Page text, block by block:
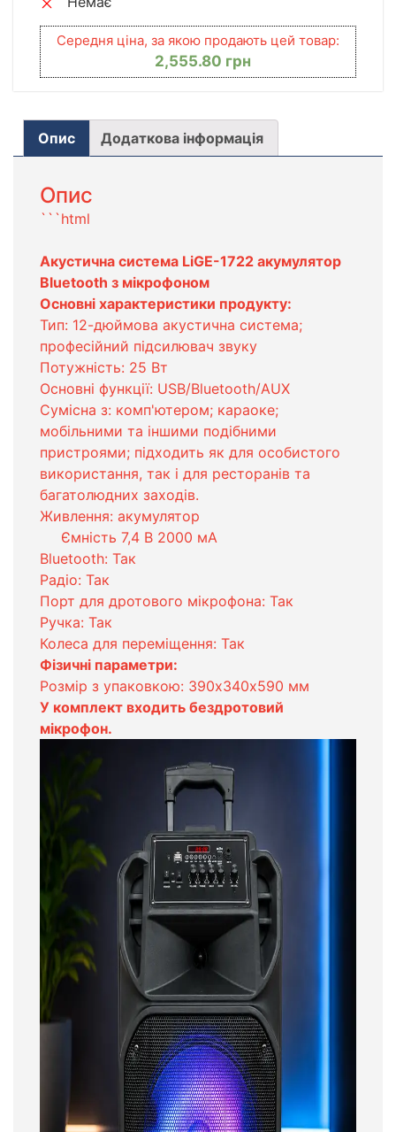
Середня ціна, за якою продають цей товар:
2,555.80 грн
Опис Додаткова інформація
Опис
```html
Акустична система LiGE-1722 акумулятор
Bluetooth з мікрофоном
Основні характеристики продукту:
Тип: 12-дюймова акустична система;
професійний підсилювач звуку
Потужність: 25 Вт
Основні функції: USB/Bluetooth/AUX
Сумісна з: комп'ютером; караоке;
мобільними та іншими подібними
пристроями; підходить як для особистого
використання, так і для ресторанів та
багатолюдних заходів.
Живлення: акумулятор
Ємність 7,4 В 2000 мА
Bluetooth: Так
Радіо: Так
Порт для дротового мікрофона: Так
Ручка: Так
Колеса для переміщення: Так
Фізичні параметри:
Розмір з упаковкою: 390х340х590 мм
У комплект входить бездротовий
мікрофон.